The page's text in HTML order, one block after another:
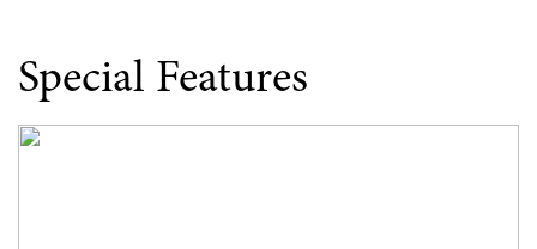
Special Features